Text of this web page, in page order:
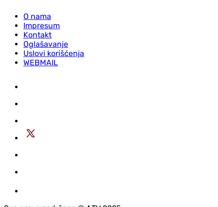
O nama
Impresum
Kontakt
Oglašavanje
Uslovi korišćenja
WEBMAIL